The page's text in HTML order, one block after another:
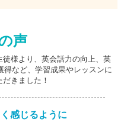
声
様より、英会話力の向上、英
など、学習成果やレッスンに
きました！
感じるように